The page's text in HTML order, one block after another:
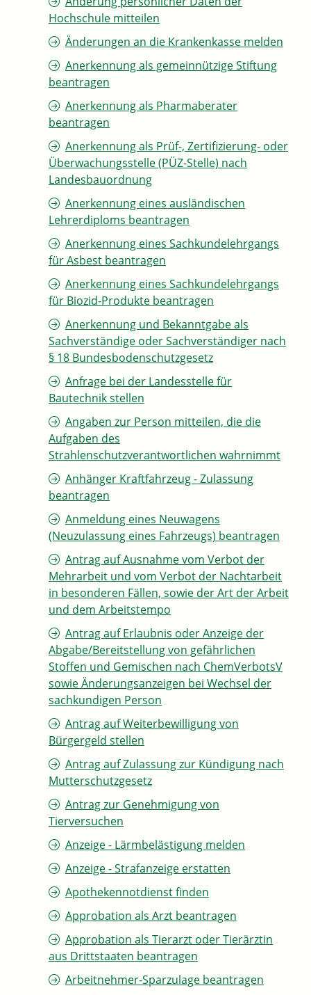
Hochschule mitteilen
Änderungen an die Krankenkasse melden
Anerkennung als gemeinnützige Stiftung
beantragen
Anerkennung als Pharmaberater
beantragen
Anerkennung als Prüf-, Zertifizierung- oder
Überwachungsstelle (PÜZ-Stelle) nach
Landesbauordnung
Anerkennung eines ausländischen
Lehrerdiploms beantragen
Anerkennung eines Sachkundelehrgangs
für Asbest beantragen
Anerkennung eines Sachkundelehrgangs
für Biozid-Produkte beantragen
Anerkennung und Bekanntgabe als
Sachverständige oder Sachverständiger nach
§ 18 Bundesbodenschutzgesetz
Anfrage bei der Landesstelle für
Bautechnik stellen
Angaben zur Person mitteilen, die die
Aufgaben des
Strahlenschutzverantwortlichen wahrnimmt
Anhänger Kraftfahrzeug - Zulassung
beantragen
Anmeldung eines Neuwagens
(Neuzulassung eines Fahrzeugs) beantragen
Antrag auf Ausnahme vom Verbot der
Mehrarbeit und vom Verbot der Nachtarbeit
in besonderen Fällen, sowie der Art der Arbeit
und dem Arbeitstempo
Antrag auf Erlaubnis oder Anzeige der
Abgabe/Bereitstellung von gefährlichen
Stoffen und Gemischen nach ChemVerbotsV
sowie Änderungsanzeigen bei Wechsel der
sachkundigen Person
Antrag auf Weiterbewilligung von
Bürgergeld stellen
Antrag auf Zulassung zur Kündigung nach
Mutterschutzgesetz
Antrag zur Genehmigung von
Tierversuchen
Anzeige - Lärmbelästigung melden
Anzeige - Strafanzeige erstatten
Apothekennotdienst finden
Approbation als Arzt beantragen
Approbation als Tierarzt oder Tierärztin
aus Drittstaaten beantragen
Arbeitnehmer-Sparzulage beantragen